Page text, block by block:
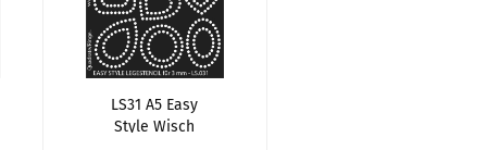
LS31 A5 Easy
Style Wisch